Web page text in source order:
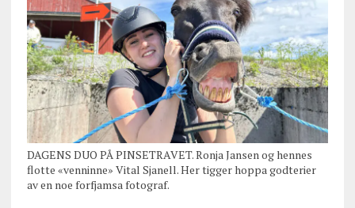
DAGENS DUO PÅ PINSETRAVET. Ronja Jansen og hennes
flotte «venninne» Vital Sjanell. Her tigger hoppa godterier
av en noe forfjamsa fotograf.